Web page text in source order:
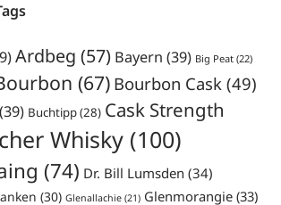
Ardbeg (57) Bayern (39) Big Peat(22)
(67) Bourbon Cask(49)
(39) Buchtipp(28) Cask Strength
Whisky(100)
(74) Dr. Bill Lumsden (34)
(30) Glenallachie(21) Glenmorangie(33)